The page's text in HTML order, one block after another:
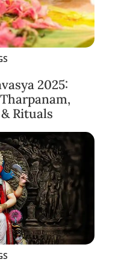
2025:
Rituals